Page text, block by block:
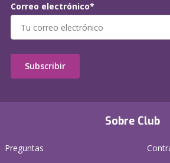
Sobre Club
Preguntas
Correo electrónico*
Subscribir